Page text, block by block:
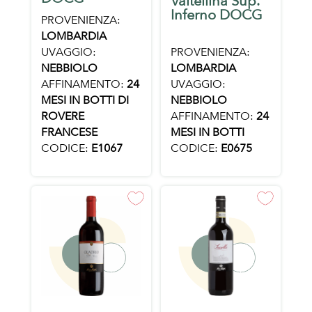
PROVENIENZA:
LOMBARDIA
UVAGGIO:
NEBBIOLO
AFFINAMENTO: 24
MESI IN BOTTI DI
ROVERE
FRANCESE
CODICE: E1067
Inferno DOCG
PROVENIENZA:
LOMBARDIA
UVAGGIO:
NEBBIOLO
AFFINAMENTO: 24
MESI IN BOTTI
CODICE: E0675